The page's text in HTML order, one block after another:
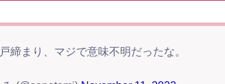
締まり、マジで意味不明だったな。